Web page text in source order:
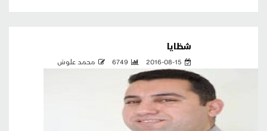
شظايا
2016-08-15
6749 محمد علوش